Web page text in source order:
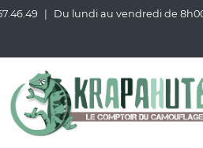
Du lundi au vendredi de